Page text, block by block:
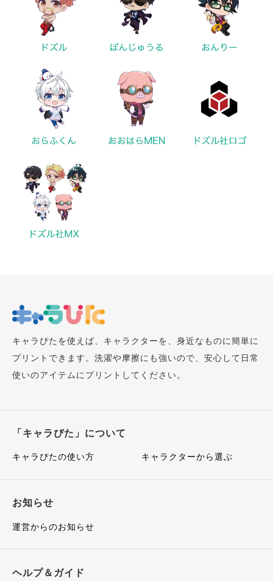
キャラぴたを使えば、キャラクターを、身近なものに簡単に
プリントできます。洗濯や摩擦にも強いので、安心して日常
使いのアイテムにプリントしてください。
「キャラぴた」について
キャラぴたの使い方 キャラクターから選ぶ
お知らせ
運営からのお知らせ
ヘルプ＆ガイド